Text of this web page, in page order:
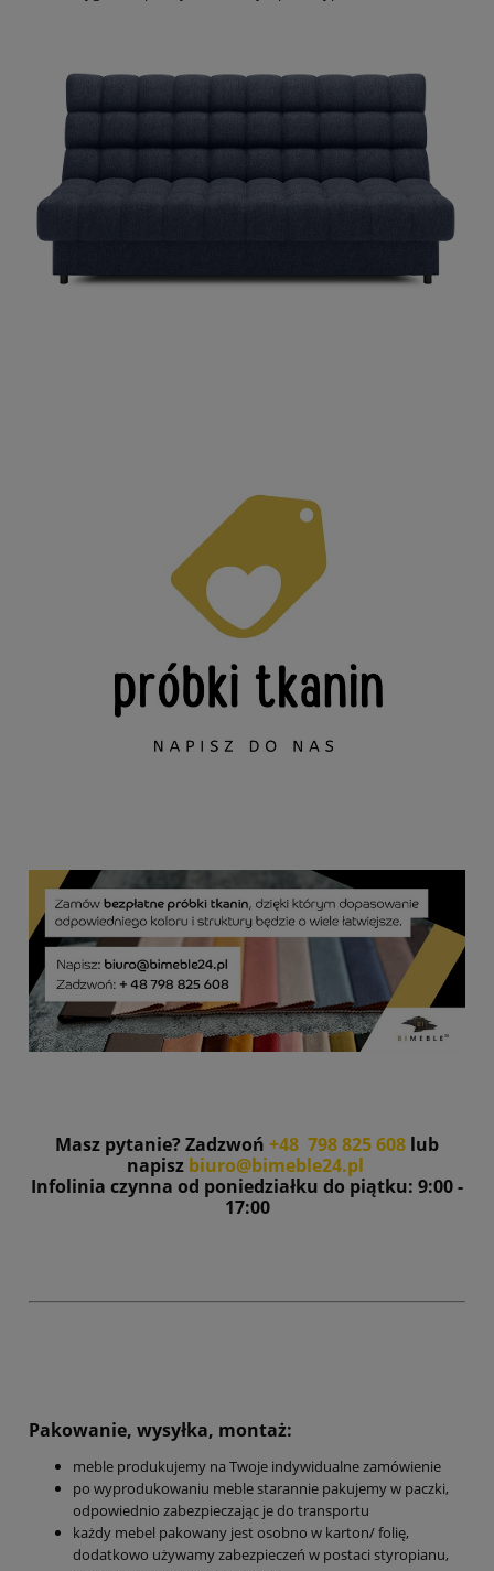
Masz pytanie? Zadzwoń +48 798 825 608 lub
napisz biuro@bimeble24.pl
Infolinia czynna od poniedziałku do piątku: 9:00 -
17:00
Pakowanie, wysyłka, montaż:
meble produkujemy na Twoje indywidualne zamówienie
po wyprodukowaniu meble starannie pakujemy w paczki,
odpowiednio zabezpieczając je do transportu
każdy mebel pakowany jest osobno w karton/ folię,
dodatkowo używamy zabezpieczeń w postaci styropianu,